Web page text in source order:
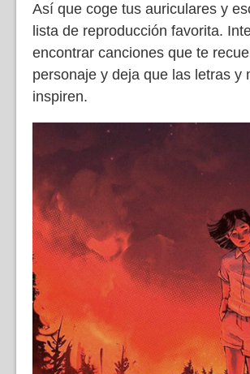
Así que coge tus auriculares y
lista de reproducción favorita.
encontrar canciones que te
personaje y deja que las letras y
inspiren.